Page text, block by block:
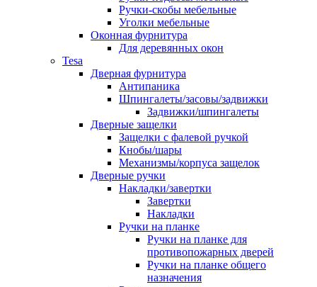
Ручки-скобы мебельные
Уголки мебельные
Оконная фурнитура
Для деревянных окон
Tesa
Дверная фурнитура
Антипаника
Шпингалеты/засовы/задвижки
Задвижки/шпингалеты
Дверные защелки
Защелки с фалевой ручкой
Кнобы/шары
Механизмы/корпуса защелок
Дверные ручки
Накладки/завертки
Завертки
Накладки
Ручки на планке
Ручки на планке для
противопожарных дверей
Ручки на планке общего
назначения